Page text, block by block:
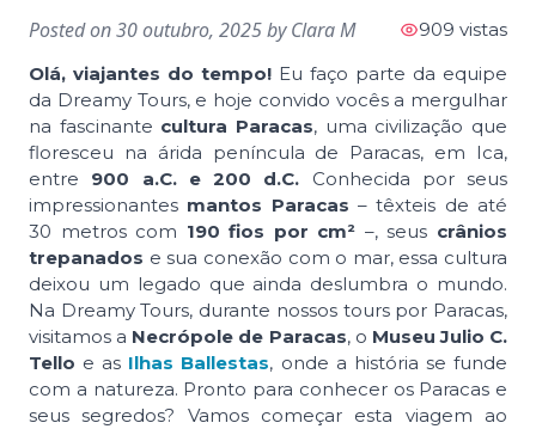
Posted on30 outubro, 2025byClara M
909 vistas
Olá, viajantes do tempo! Eu faço parte da equipe
da Dreamy Tours, e hoje convido vocês a mergulhar
na fascinante cultura Paracas, uma civilização que
floresceu na árida peníncula de Paracas, em Ica,
entre 900 a.C. e 200 d.C. Conhecida por seus
impressionantes mantos Paracas – têxteis de até
30 metros com 190 fios por cm² –, seus crânios
trepanados e sua conexão com o mar, essa cultura
deixou um legado que ainda deslumbra o mundo.
Na Dreamy Tours, durante nossos tours por Paracas,
visitamos a Necrópole de Paracas, o Museu Julio C.
Tello e as Ilhas Ballestas, onde a história se funde
com a natureza. Pronto para conhecer os Paracas e
seus segredos? Vamos começar esta viagem ao